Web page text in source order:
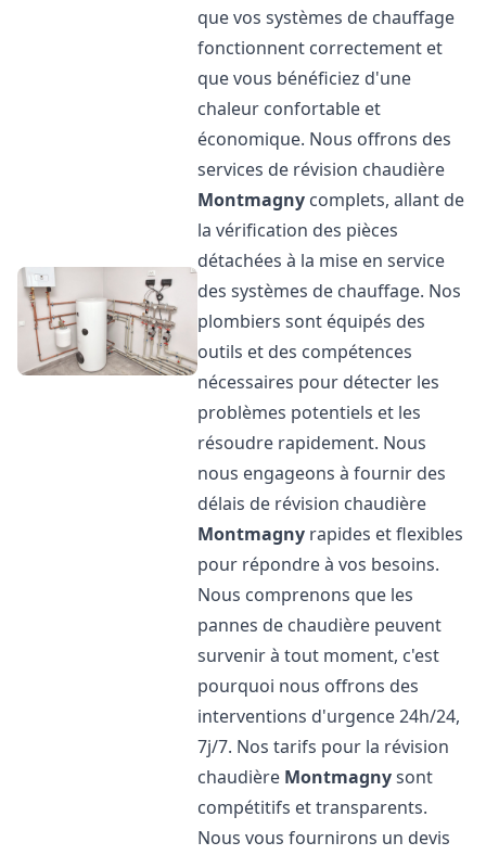
que vos systèmes de chauffage
fonctionnent correctement et
que vous bénéficiez d'une
chaleur confortable et
économique. Nous offrons des
services de révision chaudière
Montmagny complets, allant de
la vérification des pièces
détachées à la mise en service
des systèmes de chauffage. Nos
plombiers sont équipés des
outils et des compétences
nécessaires pour détecter les
problèmes potentiels et les
résoudre rapidement. Nous
nous engageons à fournir des
délais de révision chaudière
Montmagny rapides et flexibles
pour répondre à vos besoins.
Nous comprenons que les
pannes de chaudière peuvent
survenir à tout moment, c'est
pourquoi nous offrons des
interventions d'urgence 24h/24,
7j/7. Nos tarifs pour la révision
chaudière Montmagnysont
compétitifs et transparents.
Nous vous fournirons un devis